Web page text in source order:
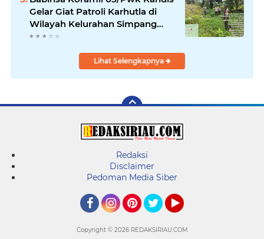
Gelar Giat Patroli Karhutla di
Wilayah Kelurahan Simpang
Belutu
Lihat Selengkapnya
Redaksi
Disclaimer
Pedoman Media Siber
Copyright © 2026 REDAKSIRIAU.COM